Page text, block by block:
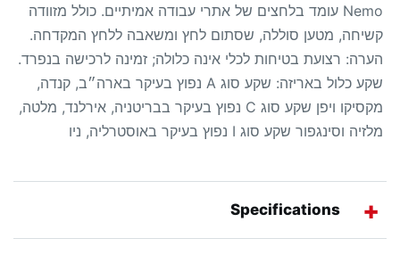
Nemo עומד בלחצים של אתרי עבודה אמיתיים. כולל מזוודה
קשיחה, מטען סוללה, שסתום לחץ ומשאבה ללחץ המקדחה.
הערה: רצועת בטיחות לכלי אינה כלולה; זמינה לרכישה בנפרד.
שקע כלול באריזה: שקע סוג A נפוץ בעיקר בארה״ב, קנדה,
מקסיקו ויפן שקע סוג C נפוץ בעיקר בבריטניה, אירלנד, מלטה,
מלזיה וסינגפור שקע סוג I נפוץ בעיקר באוסטרליה, ניו
Specifications